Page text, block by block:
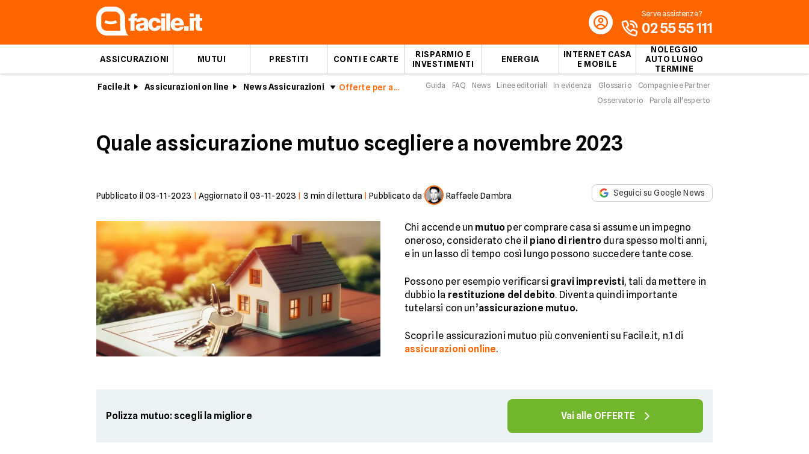
ASSICURAZIONI MUTUI PRESTITI CONTI E CARTE
RISPARMIO E
INVESTIMENTI
ENERGIA
INTERNET CASA
E MOBILE
NOLEGGIO
AUTO LUNGO
TERMINE
Serve assistenza?
02 55 55 111
Facile.it Assicurazioni on line News Assicurazioni Offerte per assicurazione mutuo di novembre 2023 Guida FAQ News Linee editoriali In evidenza Glossario
Compagnie e Partner
Osservatorio
Parola all'esperto
Quale assicurazione mutuo scegliere a novembre 2023
Pubblicato il 03-11-2023 Aggiornato il 03-11-2023 3 min di lettura |Pubblicato da Raffaele Dambra Seguici su Google News
Chi accende un mutuo per comprare casa si assume un impegno
oneroso, considerato che il piano di rientro dura spesso molti anni,
e in un lasso di tempo così lungo possono succedere tante cose.
Possono per esempio verificarsi gravi imprevisti, tali da mettere in
dubbio la restituzione del debito. Diventa quindi importante
tutelarsi con un’assicurazione mutuo.
Scopri le assicurazioni mutuo più convenienti su Facile.it, n.1 di
assicurazioni online.
Polizza mutuo: scegli la migliore Vai alle OFFERTE